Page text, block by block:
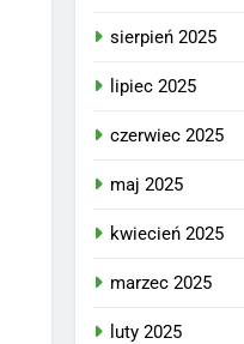
sierpień 2025
lipiec 2025
czerwiec 2025
maj 2025
kwiecień 2025
marzec 2025
luty 2025